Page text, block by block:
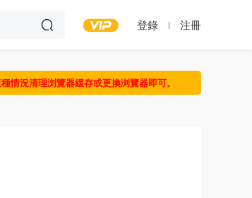
登錄 注冊
情況清理浏覽器緩存或更換浏覽器即可。